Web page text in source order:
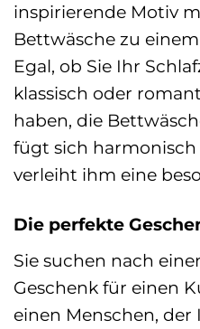
inspirierende Motiv
Bettwäsche zu
Egal, ob Sie Ihr
klassisch oder
haben, die
fügt sich
verleiht ihm eine
Die perfekte
Sie suchen nach
Geschenk für einen
einen Menschen, der